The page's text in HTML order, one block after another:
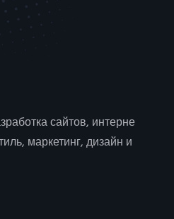
сайтов, интерне
маркетинг, дизайн и